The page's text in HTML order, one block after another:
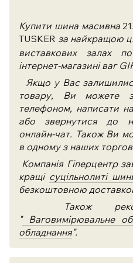
Купити шина масивна
TUSKER за найкращою
виставкових залах
інтернет-магазині ваг
Якщо у Вас
товару, Ви можете
телефоном, написати
або звернутися до
онлайн-чат. Також Ви
в одному з наших
Компанія Гіперцентр
кращі суцільнолиті
безкоштовною
Також
"Ваговимірювальне
обладнання".